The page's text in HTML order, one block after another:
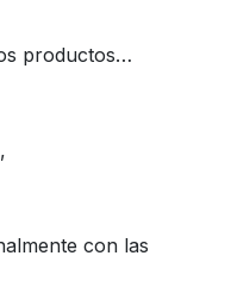
productos…
con las